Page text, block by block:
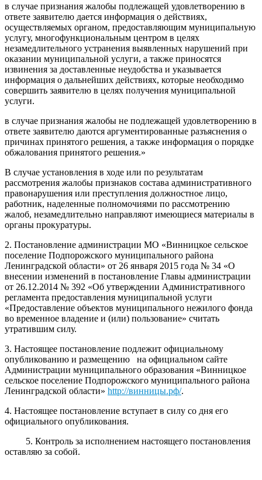
в случае признания жалобы подлежащей удовлетворению в
ответе заявителю дается информация о действиях,
осуществляемых органом, предоставляющим муниципальную
услугу, многофункциональным центром в целях
незамедлительного устранения выявленных нарушений при
оказании муниципальной услуги, а также приносятся
извинения за доставленные неудобства и указывается
информация о дальнейших действиях, которые необходимо
совершить заявителю в целях получения муниципальной
услуги.
в случае признания жалобы не подлежащей удовлетворению в
ответе заявителю даются аргументированные разъяснения о
причинах принятого решения, а также информация о порядке
обжалования принятого решения.»
В случае установления в ходе или по результатам
рассмотрения жалобы признаков состава административного
правонарушения или преступления должностное лицо,
работник, наделенные полномочиями по рассмотрению
жалоб, незамедлительно направляют имеющиеся материалы в
органы прокуратуры.
2. Постановление администрации МО «Винницкое сельское
поселение Подпорожского муниципального района
Ленинградской области» от 26 января 2015 года № 34 «О
внесении изменений в постановление Главы администрации
от 26.12.2014 № 392 «Об утверждении Административного
регламента предоставления муниципальной услуги
«Предоставление объектов муниципального нежилого фонда
во временное владение и (или) пользование» считать
утратившим силу.
3. Настоящее постановление подлежит официальному
опубликованию и размещению на официальном сайте
Администрации муниципального образования «Винницкое
сельское поселение Подпорожского муниципального района
Ленинградской области» http://винницы.рф/.
4. Настоящее постановление вступает в силу со дня его
официального опубликования.
5. Контроль за исполнением настоящего постановления
оставляю за собой.